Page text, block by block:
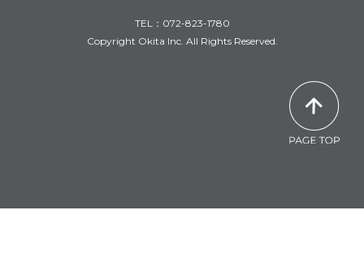
TEL：072-823-1780
Copyright Okita Inc. All Rights Reserved.